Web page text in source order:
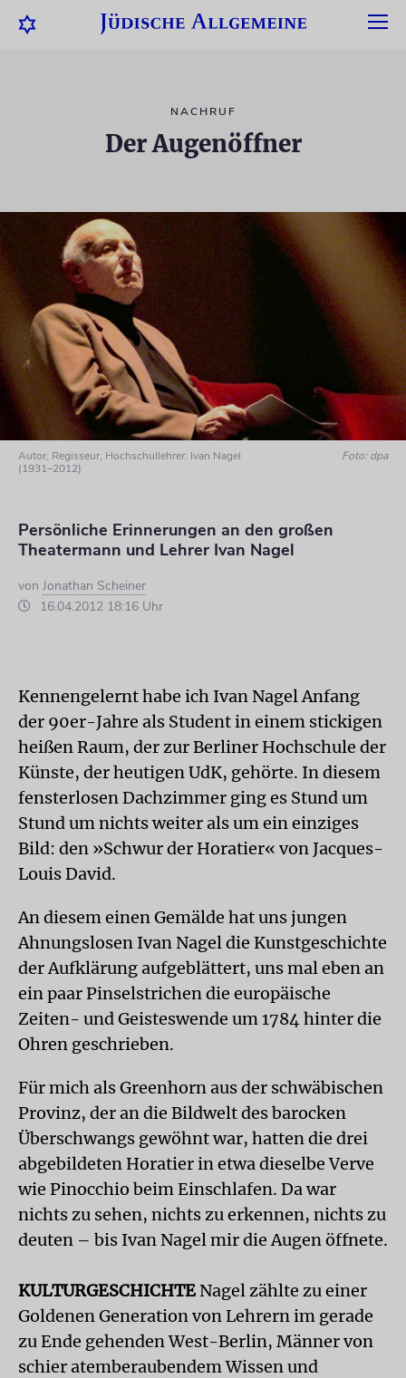
NACHRUF
Der Augenöffner
Autor, Regisseur, Hochschullehrer: Ivan Nagel
(1931–2012)
Foto: dpa
Persönliche Erinnerungen an den großen
Theatermann und Lehrer Ivan Nagel
von Jonathan Scheiner
16.04.2012 18:16 Uhr
Kennengelernt habe ich Ivan Nagel Anfang
der 90er-Jahre als Student in einem stickigen
heißen Raum, der zur Berliner Hochschule der
Künste, der heutigen UdK, gehörte. In diesem
fensterlosen Dachzimmer ging es Stund um
Stund um nichts weiter als um ein einziges
Bild: den »Schwur der Horatier« von Jacques-
Louis David.
An diesem einen Gemälde hat uns jungen
Ahnungslosen Ivan Nagel die Kunstgeschichte
der Aufklärung aufgeblättert, uns mal eben an
ein paar Pinselstrichen die europäische
Zeiten- und Geisteswende um 1784 hinter die
Ohren geschrieben.
Für mich als Greenhorn aus der schwäbischen
Provinz, der an die Bildwelt des barocken
Überschwangs gewöhnt war, hatten die drei
abgebildeten Horatier in etwa dieselbe Verve
wie Pinocchio beim Einschlafen. Da war
nichts zu sehen, nichts zu erkennen, nichts zu
deuten – bis Ivan Nagel mir die Augen öffnete.
KULTURGESCHICHTE Nagel zählte zu einer
Goldenen Generation von Lehrern im gerade
zu Ende gehenden West-Berlin, Männer von
schier atemberaubendem Wissen und